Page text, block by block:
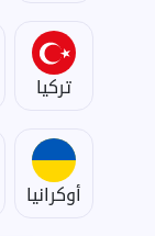
تركيا
أوكرانيا